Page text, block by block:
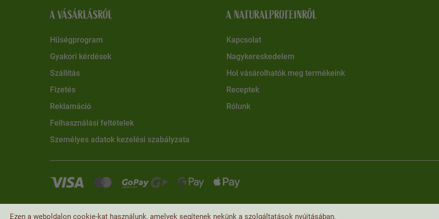
A VÁSÁRLÁSRÓL
Hűségprogram
Gyakori kérdések
Szállítás
Fizetés
Reklamáció
Felhasználási feltételek
Személyes adatok kezelési szabályzata
A NATURALPROTEINRŐL
Kapcsolat
Nagykereskedelem
Hol vásárolhatók meg termékeink
Receptek
Rólunk
Ezen a weboldalon cookie-kat használunk, amelyek segítenek nekünk a szolgáltatások nyújtásában.